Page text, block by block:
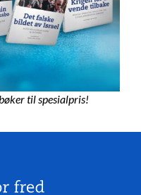
til spesialpris!